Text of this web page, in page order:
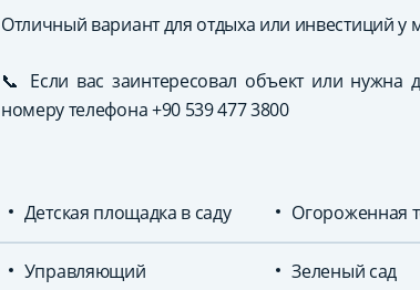
Отличный вариант для отдыха или инвестиций у
📞 Если вас заинтересовал объект или
номеру телефона +90 539 477 3800
Детская площадка в саду Огороженная
Управляющий Зеленый сад